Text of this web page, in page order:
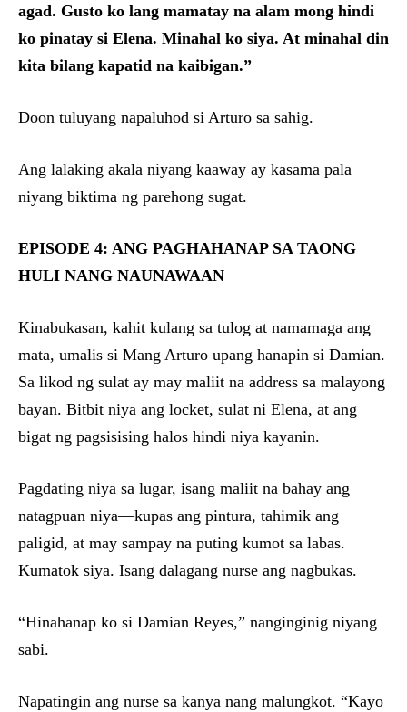
agad. Gusto ko lang mamatay na alam mong hindi
ko pinatay si Elena. Minahal ko siya. At minahal din
kita bilang kapatid na kaibigan.”
Doon tuluyang napaluhod si Arturo sa sahig.
Ang lalaking akala niyang kaaway ay kasama pala
niyang biktima ng parehong sugat.
EPISODE 4: ANG PAGHAHANAP SA TAONG
HULI NANG NAUNAWAAN
Kinabukasan, kahit kulang sa tulog at namamaga ang
mata, umalis si Mang Arturo upang hanapin si Damian.
Sa likod ng sulat ay may maliit na address sa malayong
bayan. Bitbit niya ang locket, sulat ni Elena, at ang
bigat ng pagsisising halos hindi niya kayanin.
Pagdating niya sa lugar, isang maliit na bahay ang
natagpuan niya—kupas ang pintura, tahimik ang
paligid, at may sampay na puting kumot sa labas.
Kumatok siya. Isang dalagang nurse ang nagbukas.
“Hinahanap ko si Damian Reyes,” nanginginig niyang
sabi.
Napatingin ang nurse sa kanya nang malungkot. “Kayo